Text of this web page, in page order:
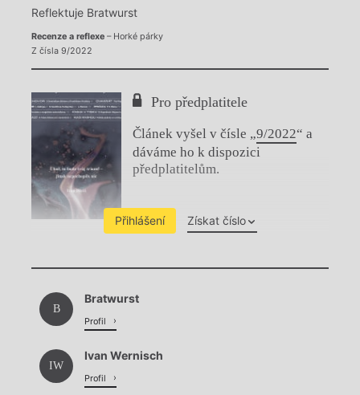
Reflektuje Bratwurst
Recenze a reflexe– Horké párky
Z čísla 9/2022
Pro předplatitele
Článek vyšel v čísle „9/2022“ a
dáváme ho k dispozici
předplatitelům.
Přihlášení Získat číslo
Chviličku.
B
Bratwurst
Profil
IW
Ivan Wernisch
Profil